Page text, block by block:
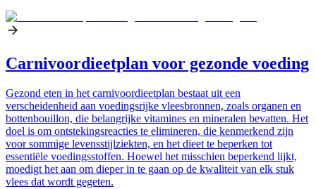
Carnivoordieetplan voor gezonde voeding
Gezond eten in het carnivoordieetplan bestaat uit een
verscheidenheid aan voedingsrijke vleesbronnen, zoals organen en
bottenbouillon, die belangrijke vitamines en mineralen bevatten. Het
doel is om ontstekingsreacties te elimineren, die kenmerkend zijn
voor sommige levensstijlziekten, en het dieet te beperken tot
essentiële voedingsstoffen. Hoewel het misschien beperkend lijkt,
moedigt het aan om dieper in te gaan op de kwaliteit van elk stuk
vlees dat wordt gegeten.